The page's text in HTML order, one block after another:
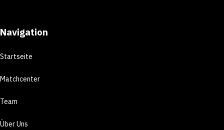
Navigation
Startseite
Matchcenter
Team
Über Uns